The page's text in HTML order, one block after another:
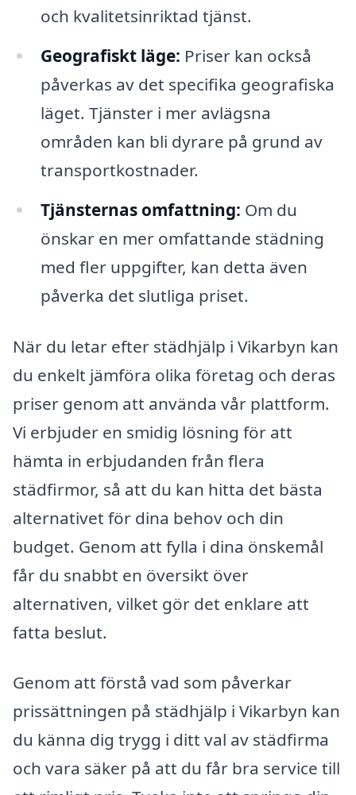
och kvalitetsinriktad tjänst.
Geografiskt läge: Priser kan också
påverkas av det specifika geografiska
läget. Tjänster i mer avlägsna
områden kan bli dyrare på grund av
transportkostnader.
Tjänsternas omfattning: Om du
önskar en mer omfattande städning
med fler uppgifter, kan detta även
påverka det slutliga priset.
När du letar efter städhjälp i Vikarbyn kan
du enkelt jämföra olika företag och deras
priser genom att använda vår plattform.
Vi erbjuder en smidig lösning för att
hämta in erbjudanden från flera
städfirmor, så att du kan hitta det bästa
alternativet för dina behov och din
budget. Genom att fylla i dina önskemål
får du snabbt en översikt över
alternativen, vilket gör det enklare att
fatta beslut.
Genom att förstå vad som påverkar
prissättningen på städhjälp i Vikarbyn kan
du känna dig trygg i ditt val av städfirma
och vara säker på att du får bra service till